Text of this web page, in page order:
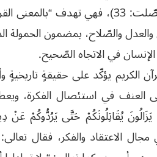
حميم.” (فُصّلت: 33)، فهي تهدف
والعدل والصّلاح، بمضمون الحمولة
الإنسان في الاتجاه الصّحيح.
الكريم يؤكّد على حقيقةٍ تاريخيةٍ
العنف في استئصال الفكرة،